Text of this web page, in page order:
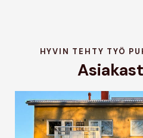
HYVIN TEHTY TYÖ